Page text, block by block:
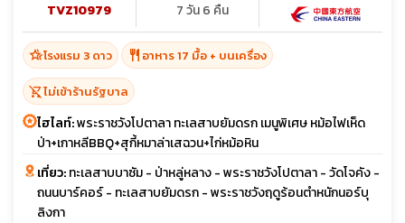
TVZ10979
7 วัน 6 คืน
hotel_classโรงแรม 3 ดาว restaurant อาหาร 17 มื้อ + บนเครื่อง
shopping_cart_offไม่เข้าร้านรัฐบาล
ไฮไลท์:พระราชวังโปตาลา ทะเลสาบยัมดรก เมนูพิเศษ หม้อไฟเห็ด
ป่า+เกาหลีBBQ+สุกี้หมาล่าเสฉวน+ไก่หม้อหิน
เที่ยว:ทะเลสาบบาซัม - ป่าหลู่หลาง - พระราชวังโปตาลา - วัดโจคัง -
ถนนบาร์คอร์ - ทะเลสาบยัมดรก - พระราชวังฤดูร้อนตำหนักนอร์บุ
ลิงกา